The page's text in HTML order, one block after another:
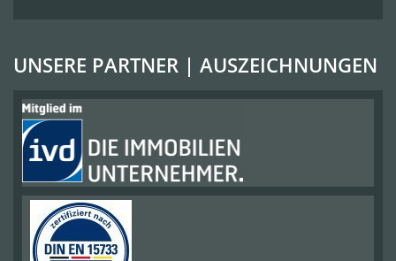
UNSERE PARTNER | AUSZEICHNUNGEN